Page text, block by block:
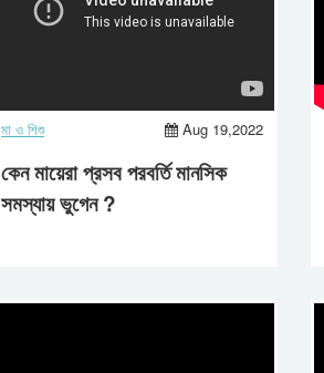
মা ও শিশু Aug 19,2022
কেন মায়েরা প্রসব পরবর্তি মানসিক
সমস্যায় ভুগেন ?